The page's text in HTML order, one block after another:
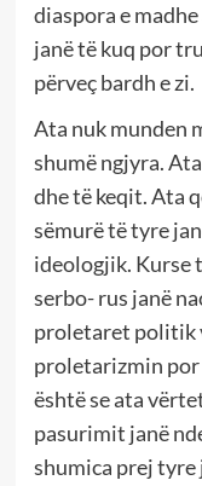
diaspora e
janë të kuq por
përveç bardh e zi.
Ata nuk munden
shumë ngjyra.
dhe të keqit. Ata
sëmurë të tyre
ideologjik. Kurse
serbo- rus janë
proletaret politik
proletarizmin por
është se ata
pasurimit janë
shumica prej